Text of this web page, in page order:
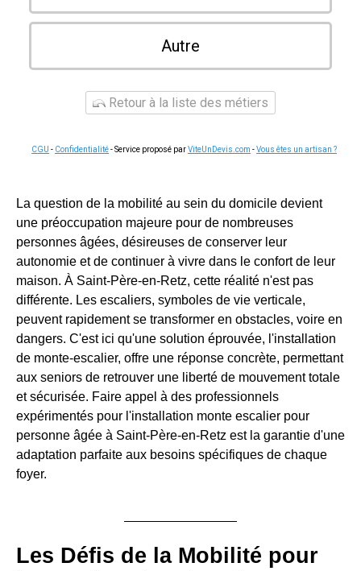
Autre
Retour à la liste des métiers
CGU - Confidentialité- Service proposé parViteUnDevis.com -Vous êtes un artisan ?
La question de la mobilité au sein du domicile devient
une préoccupation majeure pour de nombreuses
personnes âgées, désireuses de conserver leur
autonomie et de continuer à vivre dans le confort de leur
maison. À Saint-Père-en-Retz, cette réalité n'est pas
différente. Les escaliers, symboles de vie verticale,
peuvent rapidement se transformer en obstacles, voire en
dangers. C'est ici qu'une solution éprouvée, l'installation
de monte-escalier, offre une réponse concrète, permettant
aux seniors de retrouver une liberté de mouvement totale
et sécurisée. Faire appel à des professionnels
expérimentés pour l'installation monte escalier pour
personne âgée à Saint-Père-en-Retz est la garantie d'une
adaptation parfaite aux besoins spécifiques de chaque
foyer.
Les Défis de la Mobilité pour